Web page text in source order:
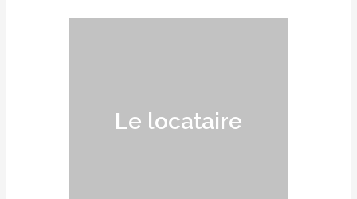
Le locataire